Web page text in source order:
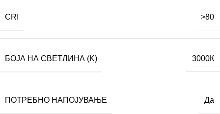
CRI >80
БОЈА НА СВЕТЛИНА (K) 3000К
ПОТРЕБНО НАПОЈУВАЊЕ Да